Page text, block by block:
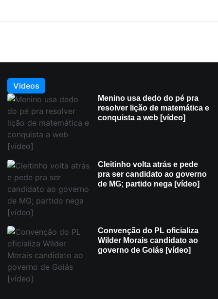
Videos
Menino usa dedo do pé pra
resolver lição de matemática e
conquista a web [vídeo]
Cleitinho volta atrás e pede
pra ser candidato ao governo
de MG; partido nega [vídeo]
Convenção do PL oficializa
Wilder Morais candidato ao
governo de Goiás [vídeo]